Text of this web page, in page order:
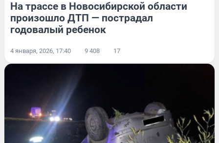
На трассе в Новосибирской области
произошло ДТП — пострадал
годовалый ребенок
4 января, 2026, 17:40 9 408 17